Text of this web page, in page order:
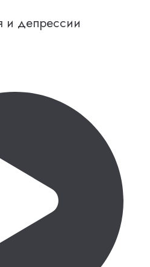
и депрессии